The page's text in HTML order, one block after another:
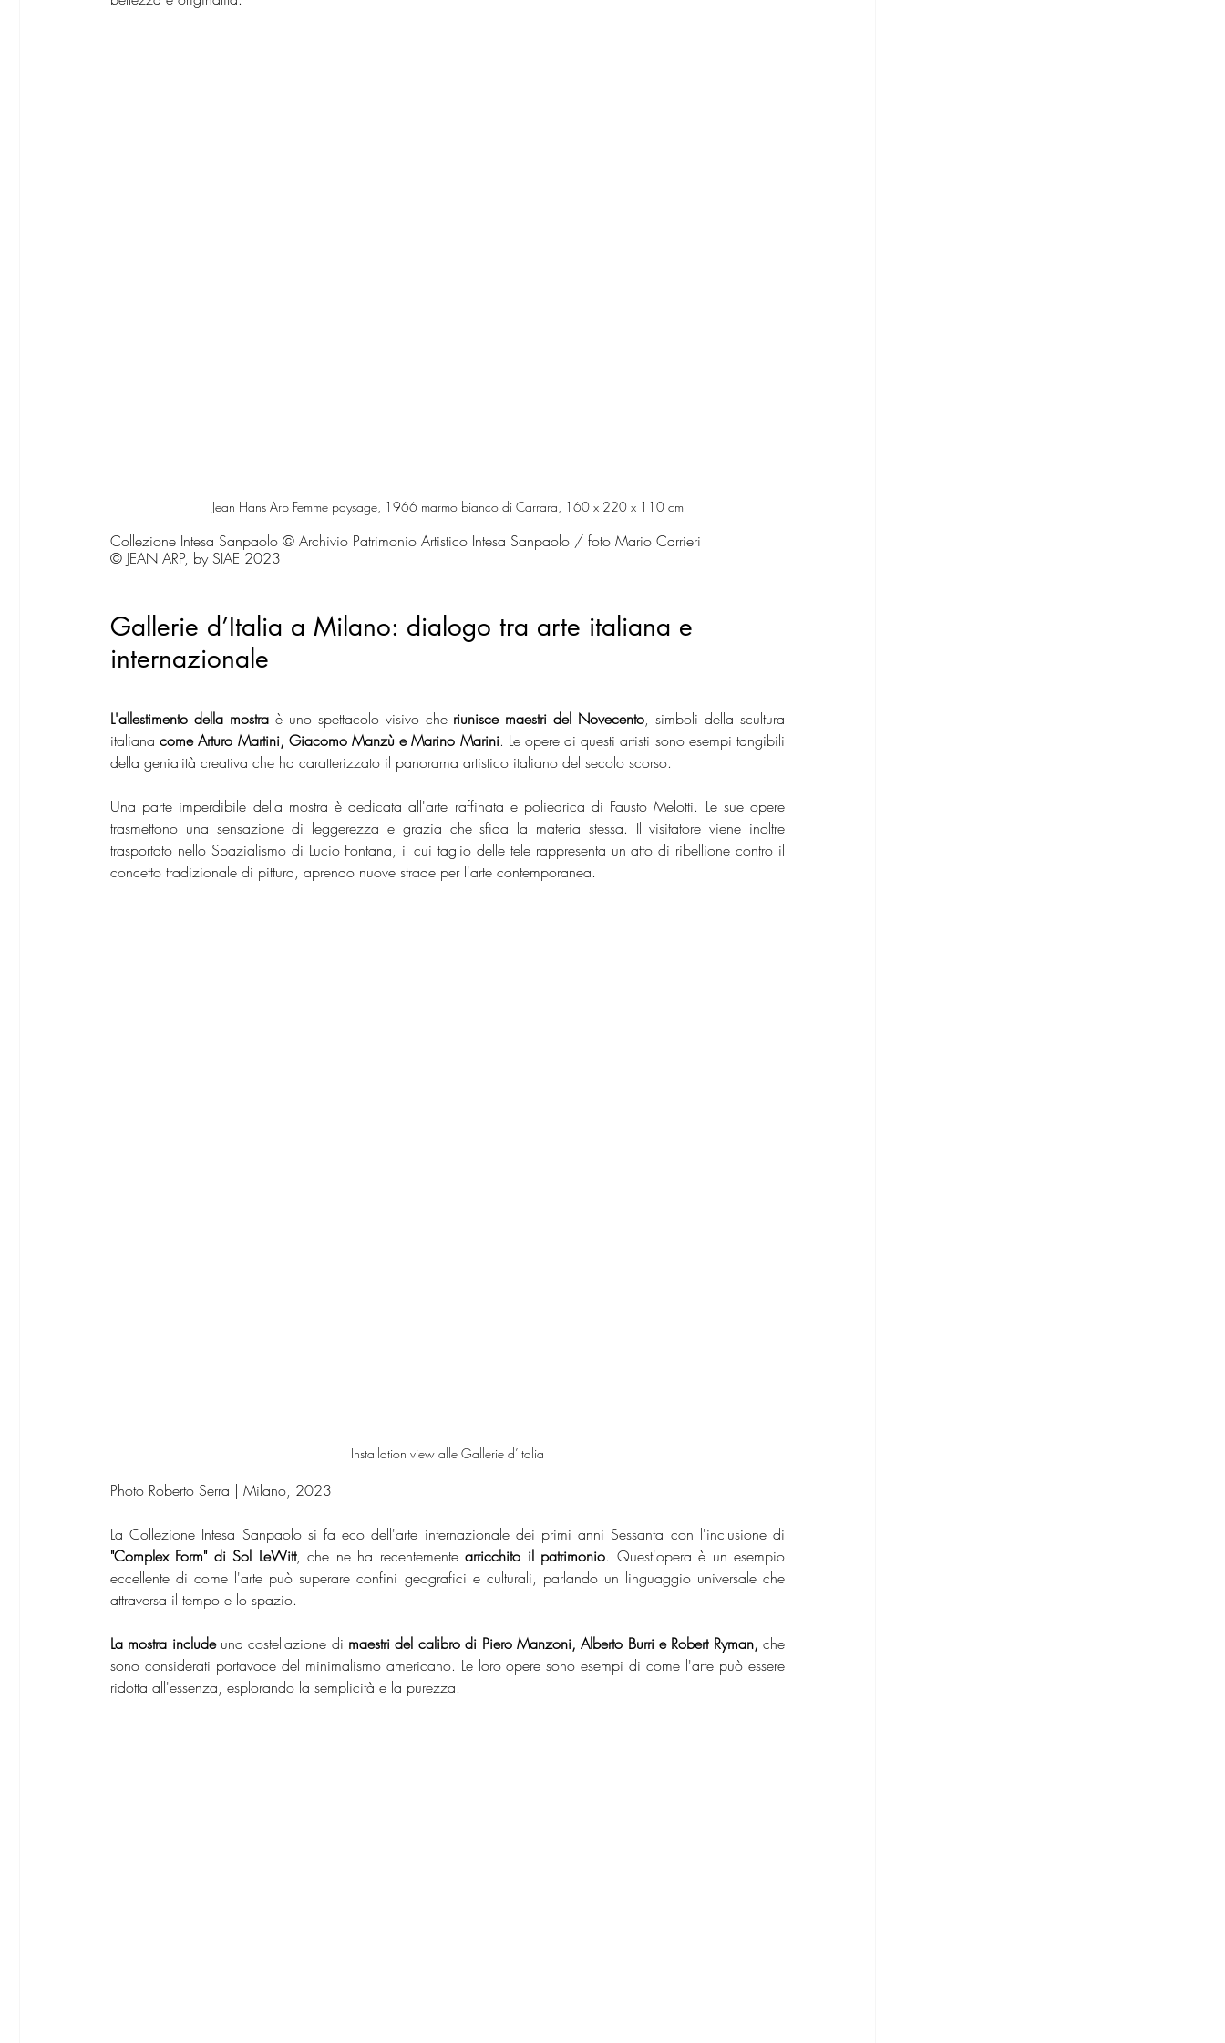
Jean Hans Arp Femme paysage, 1966 marmo bianco di Carrara, 160 x 220 x 110 cm
Collezione Intesa Sanpaolo © Archivio Patrimonio Artistico Intesa Sanpaolo / foto Mario Carrieri
© JEAN ARP, by SIAE 2023
Gallerie d’Italia a Milano: dialogo tra arte italiana e
internazionale
L'allestimento della mostra è uno spettacolo visivo che riunisce maestri del Novecento, simboli della scultura
italiana come Arturo Martini, Giacomo Manzù e Marino Marini. Le opere di questi artisti sono esempi tangibili
della genialità creativa che ha caratterizzato il panorama artistico italiano del secolo scorso.
Una parte imperdibile della mostra è dedicata all'arte raffinata e poliedrica di Fausto Melotti. Le sue opere
trasmettono una sensazione di leggerezza e grazia che sfida la materia stessa. Il visitatore viene inoltre
trasportato nello Spazialismo di Lucio Fontana, il cui taglio delle tele rappresenta un atto di ribellione contro il
concetto tradizionale di pittura, aprendo nuove strade per l'arte contemporanea.
Installation view alle Gallerie d’Italia
Photo Roberto Serra | Milano, 2023
"Complex Form" di Sol LeWitt, che ne ha recentemente arricchito il patrimonio. Quest'opera è un esempio
eccellente di come l'arte può superare confini geografici e culturali, parlando un linguaggio universale che
attraversa il tempo e lo spazio.
La mostra include una costellazione di maestri del calibro di Piero Manzoni, Alberto Burri e Robert Ryman, che
sono considerati portavoce del minimalismo americano. Le loro opere sono esempi di come l'arte può essere
ridotta all'essenza, esplorando la semplicità e la purezza.